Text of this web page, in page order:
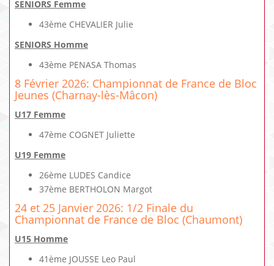
SENIORS Femme
43ème CHEVALIER Julie
SENIORS Homme
43ème PENASA Thomas
8 Février 2026: Championnat de France de Bloc
Jeunes (Charnay-lès-Mâcon)
U17 Femme
47ème COGNET Juliette
U19 Femme
26ème LUDES Candice
37ème BERTHOLON Margot
24 et 25 Janvier 2026: 1/2 Finale du
Championnat de France de Bloc (Chaumont)
U15 Homme
41ème JOUSSE Leo Paul